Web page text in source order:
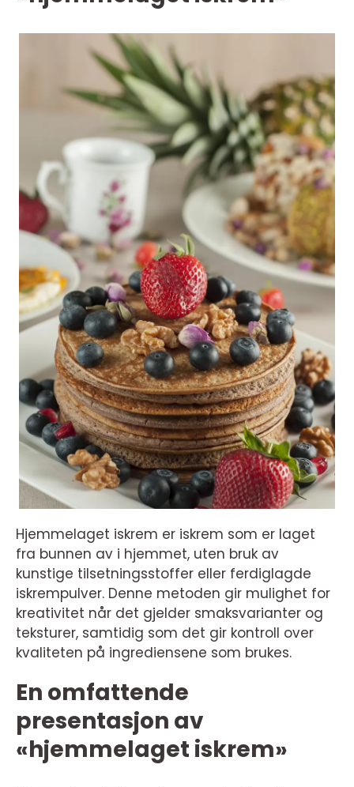
Hjemmelaget iskrem er iskrem som er laget
fra bunnen av i hjemmet, uten bruk av
kunstige tilsetningsstoffer eller ferdiglagde
iskrempulver. Denne metoden gir mulighet for
kreativitet når det gjelder smaksvarianter og
teksturer, samtidig som det gir kontroll over
kvaliteten på ingrediensene som brukes.
En omfattende
presentasjon av
«hjemmelaget iskrem»